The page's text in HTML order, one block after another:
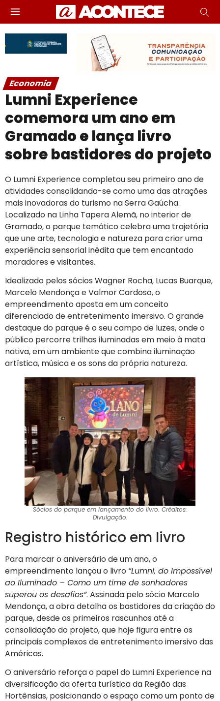
Economia
Lumni Experience
comemora um ano em
Gramado e lança livro
sobre bastidores do projeto
O Lumni Experience completou seu primeiro ano de
atividades consolidando-se como uma das atrações
mais inovadoras do turismo na Serra Gaúcha.
Localizado na Linha Tapera Alemã, no interior de
Gramado, o parque temático celebra uma trajetória
que une arte, tecnologia e natureza para criar uma
experiência sensorial inédita que tem encantado
moradores e visitantes.
Idealizado pelos sócios Wagner Rocha, Lucas Buarque,
Marcelo Mendonça e Valmor Cardoso, o
empreendimento aposta em um conceito
diferenciado de entretenimento imersivo. O grande
destaque do parque é o seu campo de luzes, onde o
público percorre trilhas iluminadas em meio à mata
nativa, em um ambiente que combina iluminação
artística, música e os sons da própria natureza.
Sócios do parque em lançamento do livro. Créditos:
Divulgação.
Registro histórico em livro
Para marcar o aniversário de um ano, o
empreendimento lançou o livro “Lumni, do Impossível
ao Iluminado – Como um time de sonhadores
superou os desafios”. Assinada pelo sócio Marcelo
Mendonça, a obra detalha os bastidores da criação do
parque, desde os primeiros rascunhos até a
consolidação do projeto, que hoje figura entre os
principais complexos de entretenimento imersivo das
Américas.
O aniversário reforça o papel do Lumni Experience na
diversificação da oferta turística da Região das
Hortênsias, posicionando o espaço como um ponto de